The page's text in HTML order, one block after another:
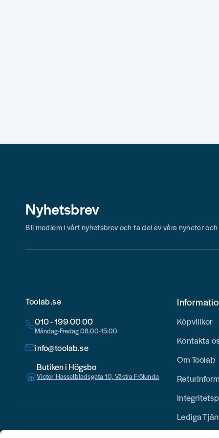
Nyhetsbrev
Bli medlem i vårt nyhetsbrev och ta del av våra nyheter
Toolab.se
010 - 199 00 00
Måndag-Fredag 08.00-15:00
info@toolab.se
Butiken i Högsbo
Victor Hasselbladsgata 10, Västra Frölunda
Köpvillkor
Kontakta
Om Toolab
Lediga